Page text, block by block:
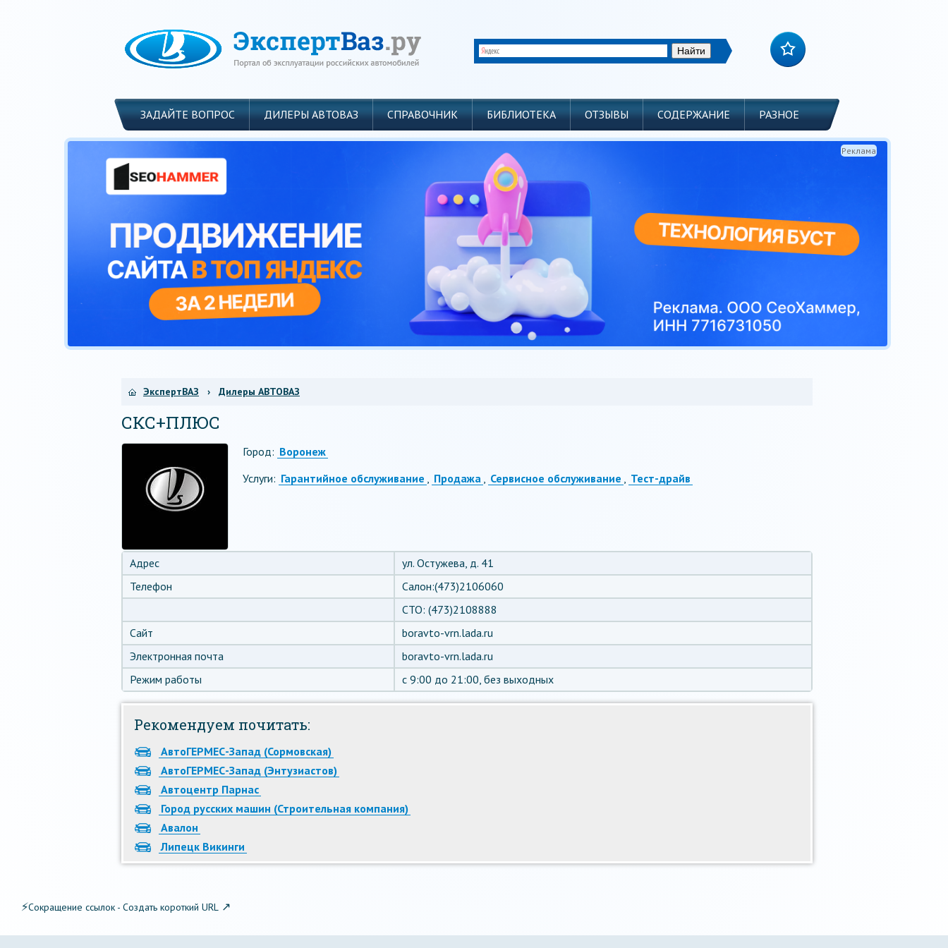
ЗАДАЙТЕ ВОПРОС ДИЛЕРЫ АВТОВАЗ СПРАВОЧНИК БИБЛИОТЕКА ОТЗЫВЫ СОДЕРЖАНИЕ РАЗНОЕ
Реклама
ЭкспертВАЗ › Дилеры АВТОВАЗ
СКС+ПЛЮС
Город: Воронеж
Услуги: Гарантийное обслуживание Продажа Сервисное обслуживание Тест-драйв
Адрес
ул. Остужева, д. 41
Телефон
Салон:(473)2106060
СТО: (473)2108888
Сайт
boravto-vrn.lada.ru
Электронная почта
boravto-vrn.lada.ru
Режим работы
c 9:00 до 21:00, без выходных
Рекомендуем почитать:
АвтоГЕРМЕС-Запад (Сормовская)
АвтоГЕРМЕС-Запад (Энтузиастов)
Автоцентр Парнас
Город русских машин (Строительная компания)
Авалон
Липецк Викинги
⚡Сокращение ссылок - Создать короткий URL ↗